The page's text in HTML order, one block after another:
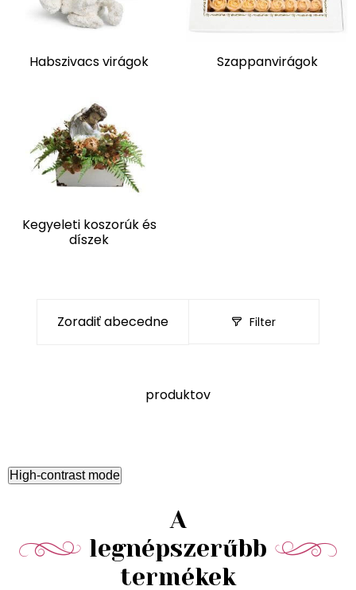
Habszivacs virágok Szappanvirágok
Kegyeleti koszorúk és
díszek
Filter
produktov
High-contrast mode
A
legnépszerűbb
termékek